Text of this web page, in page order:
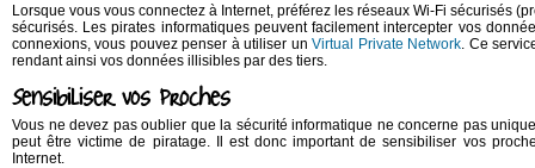
Lorsque vous vous connectez à Internet, préférez les réseaux Wi-Fi sécurisés
sécurisés. Les pirates informatiques peuvent facilement intercepter vos
connexions, vous pouvez penser à utiliser unVirtual Private Network. Ce
rendant ainsi vos données illisibles par des tiers.
Sensibiliser vos proches
Vous ne devez pas oublier que la sécurité informatique ne concerne pas
peut être victime de piratage. Il est donc important de sensibiliser vos
Internet.